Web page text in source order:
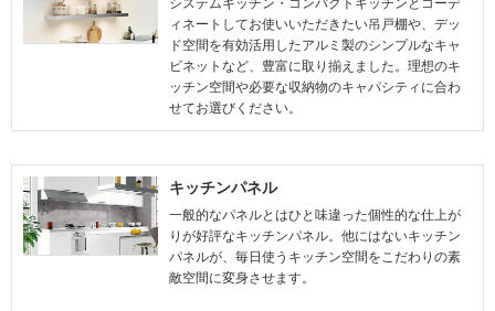
ィネートしてお使いいただきたい吊戸棚や、デッ
ド空間を有効活用したアルミ製のシンプルなキャ
ビネットなど、豊富に取り揃えました。理想のキ
ッチン空間や必要な収納物のキャパシティに合わ
せてお選びください。
キッチンパネル
一般的なパネルとはひと味違った個性的な仕上が
りが好評なキッチンパネル。他にはないキッチン
パネルが、毎日使うキッチン空間をこだわりの素
敵空間に変身させます。